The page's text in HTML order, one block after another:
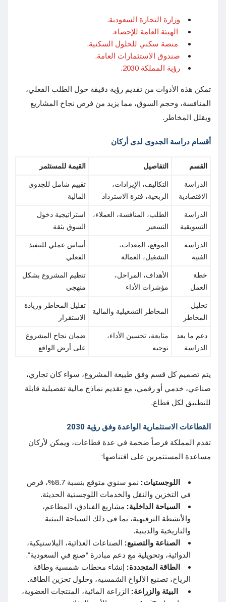
وزارة التجارة السعودية.
الهيئة العامة للإحصاء.
منصة سكني للحلول السكنية.
صندوق الاستثمارات العامة.
رؤية المملكة 2030.
تمكن هذه الأدوات من تقديم رؤية دقيقة حول الطلب الفعلي،
المنافسة، وحجم السوق، مما يزيد من فرص نجاح المشاريع
ويقلل المخاطر.
أقسام دراسة الجدوى لدى أركان
القسم التفاصيل القيمة للمستثمر
الدراسة
الاقتصادية
التكاليف، الإيرادات،
الربحية، فترة الاسترداد
تقييم شامل للجدوى
المالية
الدراسة
التسويقية
الطلب، المنافسة، العملاء،
التسعير
استراتيجية دخول
السوق بثقة
الدراسة
الفنية
الموقع، المعدات،
التشغيل، العمالة
أساس عملي للتنفيذ
الفعلي
خطة
العمل
الأهداف، المراحل،
مؤشرات الأداء
تنظيم المشروع بشكل
منهجي
تحليل
المخاطر
المخاطر التشغيلية والمالية
تقليل المخاطر وزيادة
الاستقرار
دعم ما بعد
الدراسة
متابعة، تحسين الأداء،
توجيه
ضمان نجاح المشروع
على أرض الواقع
يتم تصميم كل قسم وفق طبيعة المشروع، سواء كان تجاري،
صناعي، خدمي أو رقمي، مع تقديم نماذج مالية تفصيلية قابلة
للتطبيق لكل قطاع.
القطاعات الاستثمارية الواعدة وفق رؤية 2030
تقدم المملكة فرصاً ضخمة في عدة قطاعات، ويمكن لأركان
مساعدة المستثمرين على اقتناصها:
اللوجستيات:
نمو سنوي متوقع بنسبة 8.7%، فرص
في التخزين والنقل والخدمات اللوجستية الحديثة.
السياحة الداخلية: مشاريع الفنادق، المطاعم،
والأنشطة الترفيهية، بما في ذلك السياحة البيئية
والتاريخية والدينية.
الصناعة والتصنيع: الصناعات الغذائية، البلاستيكية،
الدوائية، وتحويلية مع دعم مبادرة “صنع في السعودية”.
الطاقة المتجددة: إنشاء محطات شمسية وطاقة
الرياح، تصنيع الألواح الشمسية، وحلول تخزين الطاقة.
البيئة والزراعة: الزراعة المائية، المنتجات العضوية،